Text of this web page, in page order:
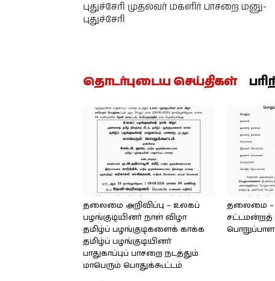
புதுச்சேரி முதல்வர் மகளிர் பாசறை மனு-
புதுச்சேரி
தொடர்புடைய செய்திகள்
தலைமை அறிவிப்பு – உலகப்
பழங்குடியினர் நாள் விழா
தமிழ்ப் பழங்குடிகளைக் காக்க
தமிழ்ப் பழங்குடியினர்
பாதுகாப்புப் பாசறை நடத்தும்
மாபெரும் பொதுக்கூட்டம்
தலைமை –
சட்டமன்றத்